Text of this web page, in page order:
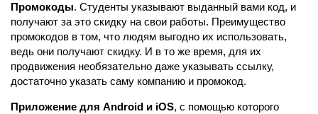
Промокоды. Студенты указывают выданный вами код, и
получают за это скидку на свои работы. Преимущество
промокодов в том, что людям выгодно их использовать,
ведь они получают скидку. И в то же время, для их
продвижения необязательно даже указывать ссылку,
достаточно указать саму компанию и промокод.
Приложение для Android и iOS, с помощью которого